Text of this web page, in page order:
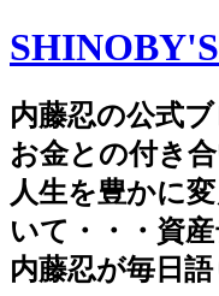
内藤忍の公式
お金との付き
人生を豊かに
いて・・・資
内藤忍が毎日